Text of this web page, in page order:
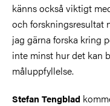
känns också viktigt
och forskningsresultat
jag gärna forska kring
inte minst hur det kan
måluppfyllelse.
Stefan Tengblad